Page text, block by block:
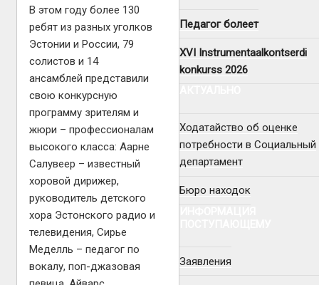
В этом году более 130
ребят из разных уголков
Эстонии и России, 79
солистов и 14
ансамблей представили
свою конкурсную
программу зрителям и
жюри – профессионалам
высокого класса: Аарне
Салувеер – известный
хоровой дирижер,
руководитель детского
хора Эстонского радио и
телевидения, Сирье
Меделль – педагог по
вокалу, поп-джазовая
Педагог болеет
XVI Instrumentaalkontserdi
konkurss 2026
Ходатайство об оценке
потребности в Социальный
департамент
Бюро находок
Заявления